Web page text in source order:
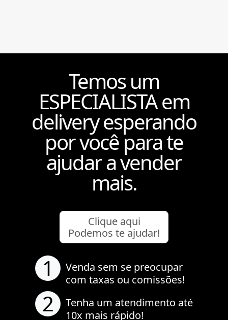
Temos um
ESPECIALISTA em
delivery esperando
por você para te
ajudar a vender
mais.
Clique aqui
Podemos te ajudar!
1
Venda sem se preocupar
com taxas ou comissões!
2
Tenha um atendimento até
10x mais rápido!